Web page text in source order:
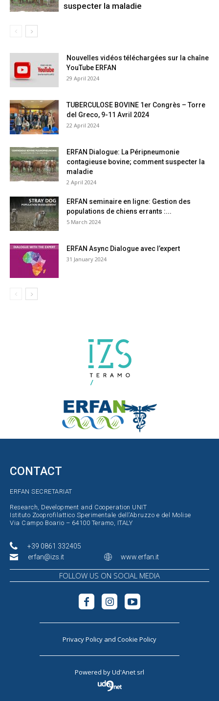
suspecter la maladie
Nouvelles vidéos téléchargées sur la chaîne
YouTube ERFAN
29 April 2024
TUBERCULOSE BOVINE 1er Congrès – Torre
del Greco, 9-11 Avril 2024
22 April 2024
ERFAN Dialogue: La Péripneumonie
contagieuse bovine; comment suspecter la
maladie
2 April 2024
ERFAN seminaire en ligne: Gestion des
populations de chiens errants :...
5 March 2024
ERFAN Async Dialogue avec l’expert
31 January 2024
CONTACT
ERFAN SECRETARIAT
Research, Development and Cooperation UNIT
Istituto Zooprofilattico Sperimentale dell’Abruzzo e del Molise
Via Campo Boario – 64100 Teramo, ITALY
+39 0861 332405
erfan@izs.it
www.erfan.it
FOLLOW US ON SOCIAL MEDIA
Privacy Policy and Cookie Policy
Powered byUd'Anet srl